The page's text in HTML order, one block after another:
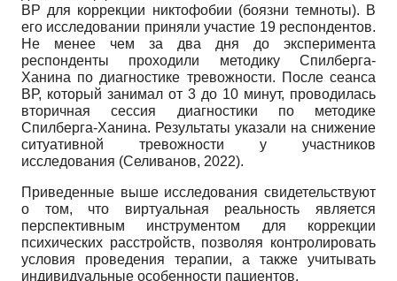
ВР для коррекции никтофобии (боязни темноты). В
его исследовании приняли участие 19 респондентов.
Не менее чем за два дня до эксперимента
респонденты проходили методику Спилберга-
Ханина по диагностике тревожности. После сеанса
ВР, который занимал от 3 до 10 минут, проводилась
вторичная сессия диагностики по методике
Спилберга-Ханина. Результаты указали на снижение
ситуативной тревожности у участников
исследования (Селиванов, 2022).
Приведенные выше исследования свидетельствуют
о том, что виртуальная реальность является
перспективным инструментом для коррекции
психических расстройств, позволяя контролировать
условия проведения терапии, а также учитывать
индивидуальные особенности пациентов.